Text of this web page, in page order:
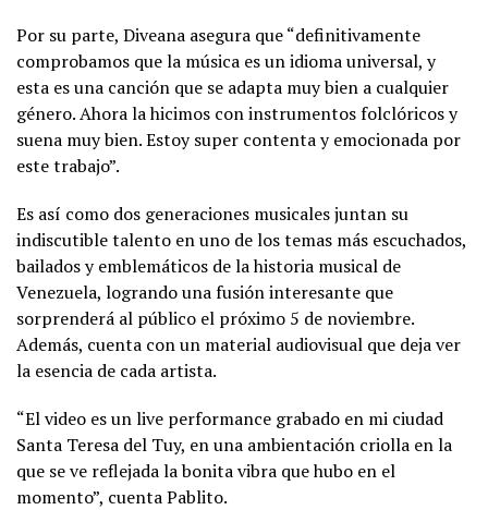
Por su parte, Diveana asegura que “definitivamente
comprobamos que la música es un idioma universal, y
esta es una canción que se adapta muy bien a cualquier
género. Ahora la hicimos con instrumentos folclóricos y
suena muy bien. Estoy super contenta y emocionada por
este trabajo”.
Es así como dos generaciones musicales juntan su
indiscutible talento en uno de los temas más escuchados,
bailados y emblemáticos de la historia musical de
Venezuela, logrando una fusión interesante que
sorprenderá al público el próximo 5 de noviembre.
Además, cuenta con un material audiovisual que deja ver
la esencia de cada artista.
“El video es un live performance grabado en mi ciudad
Santa Teresa del Tuy, en una ambientación criolla en la
que se ve reflejada la bonita vibra que hubo en el
momento”, cuenta Pablito.